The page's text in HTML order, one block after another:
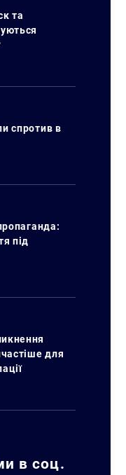
та
спротив в
під
для
в соц.